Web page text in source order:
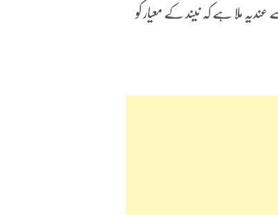
ملا ہے کہ نیند کے معیار کو